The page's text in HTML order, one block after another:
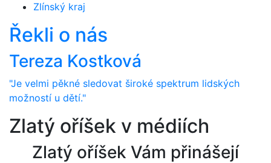
Zlínský kraj
Řekli o nás
Tereza Kostková
"Je velmi pěkné sledovat široké spektrum lidských
možností u dětí."
Zlatý oříšek v médiích
Zlatý oříšek Vám přinášejí